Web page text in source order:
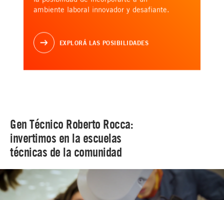
ambiente laboral innovador y desafiante.
EXPLORÁ LAS POSIBILIDADES
Gen Técnico Roberto Rocca:
invertimos en la escuelas
técnicas de la comunidad